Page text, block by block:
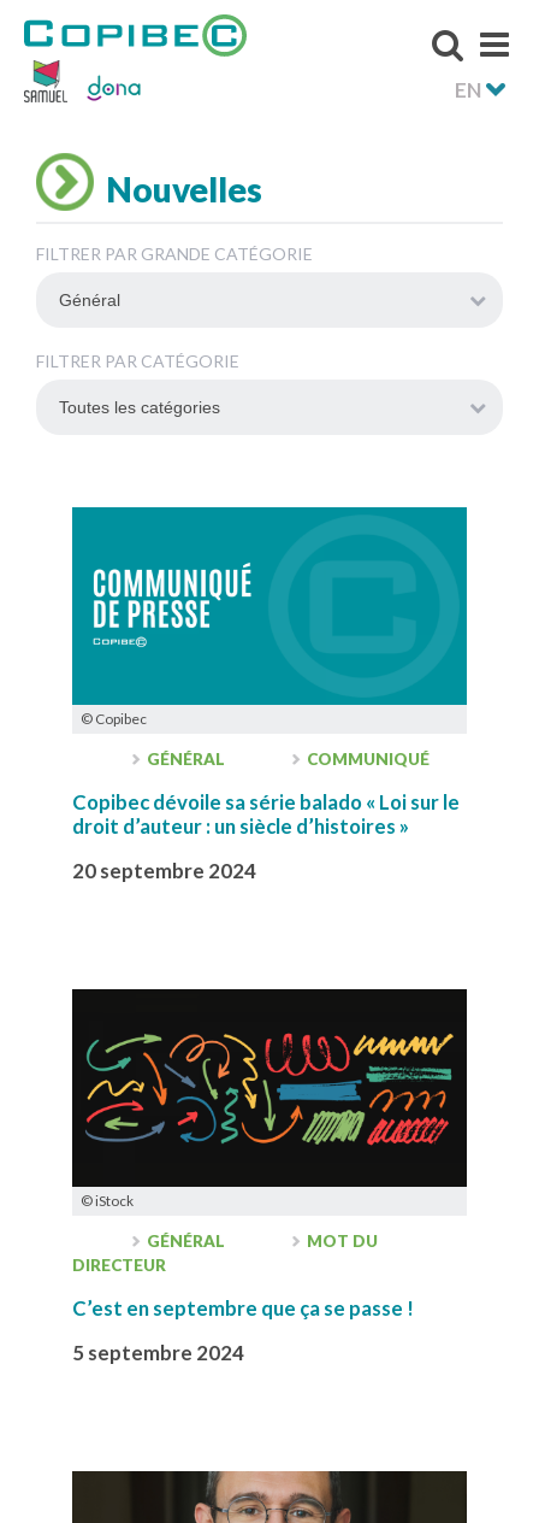
EN
Nouvelles
FILTRER PAR GRANDE CATÉGORIE
FILTRER PAR CATÉGORIE
© Copibec
GÉNÉRAL COMMUNIQUÉ
Copibec dévoile sa série balado « Loi sur le
droit d’auteur : un siècle d’histoires »
20 septembre 2024
© iStock
GÉNÉRAL
MOT DU
DIRECTEUR
C’est en septembre que ça se passe !
5 septembre 2024